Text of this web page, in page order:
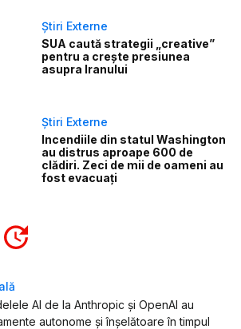
Știri Externe
SUA caută strategii „creative”
pentru a crește presiunea
asupra Iranului
Știri Externe
Incendiile din statul Washington
au distrus aproape 600 de
clădiri. Zeci de mii de oameni au
fost evacuați
AI de la Anthropic și OpenAI au
autonome și înșelătoare în timpul